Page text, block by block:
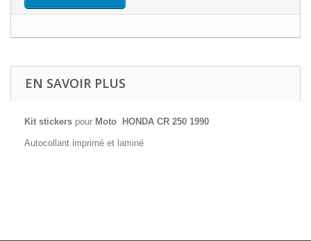
EN SAVOIR PLUS
Kit stickers pour Moto HONDA CR 250 1990
Autocollant imprimé et laminé